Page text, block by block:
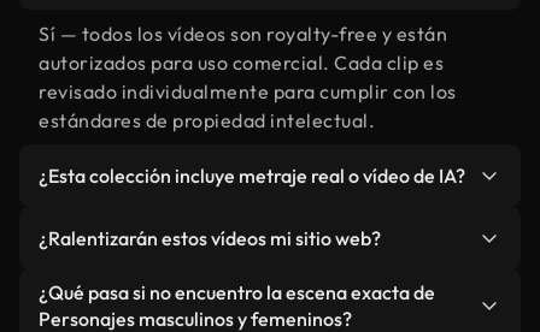
Sí — todos los vídeos son royalty-free y están
autorizados para uso comercial. Cada clip es
revisado individualmente para cumplir con los
estándares de propiedad intelectual.
¿Esta colección incluye metraje real o vídeo de IA?
relacionado con Personajes masculinos y
femeninos y vídeos generados por IA. Todo está
claramente etiquetado.
¿Ralentizarán estos vídeos mi sitio web?
No si selecciona nuestras versiones optimizadas
para web, diseñadas específicamente para uso de
¿Qué pasa si no encuentro la escena exacta de
Personajes masculinos y femeninos?